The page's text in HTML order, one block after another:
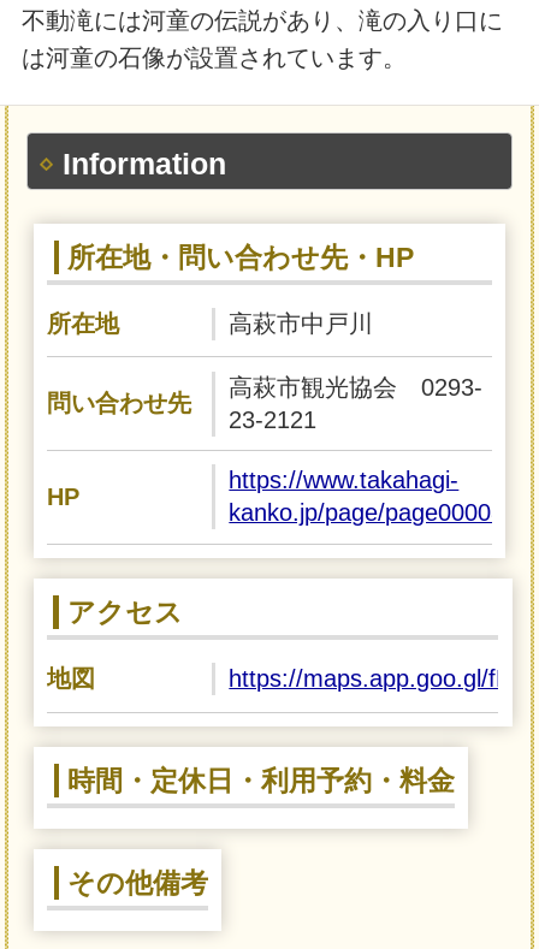
不動滝には河童の伝説があり、滝の入り口に
は河童の石像が設置されています。
Information
所在地・問い合わせ先・HP
所在地 高萩市中戸川
問い合わせ先
高萩市観光協会 0293-
23-2121
HP
https://www.takahagi-
kanko.jp/page/
アクセス
地図 https://maps.app.goo.gl/
時間・定休日・利用予約・料金
その他備考